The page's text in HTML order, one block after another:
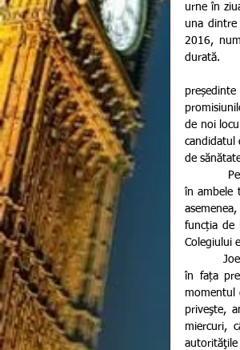
urne în
una dintre
2016,
durată.
de noi
candidatul
de
în ambele
funcția de
Colegiului
           Joe Biden a fost primul care a făcut declarații, spunând că este optimist, iar Trump a vorbit și el
în fața
momentul
priveşte,
miercuri,
autorităţile